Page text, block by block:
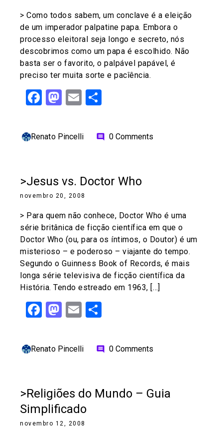
> Como todos sabem, um conclave é a eleição
de um imperador palpatine papa. Embora o
processo eleitoral seja longo e secreto, nós
descobrimos como um papa é escolhido. Não
basta ser o favorito, o palpável papável, é
preciso ter muita sorte e pacîência.
Facebook
Mastodon
Email
Renato Pincelli comment 0 Comments
>Jesus vs. Doctor Who
novembro 20, 2008
> Para quem não conhece, Doctor Who é uma
série britânica de ficção científica em que o
Doctor Who (ou, para os íntimos, o Doutor) é um
misterioso – e poderoso – viajante do tempo.
Segundo o Guinness Book of Records, é mais
longa série televisiva de ficção científica da
História. Tendo estreado em 1963, […]
Facebook
Mastodon
Email
Renato Pincelli comment 0 Comments
>Religiões do Mundo – Guia
Simplificado
novembro 12, 2008